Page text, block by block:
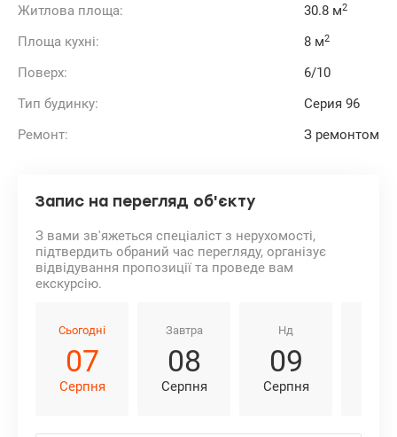
Пошта, районна поліклініка, бювет.
(Національний комплекс «Експоцентр України»), ТРЦ
«Магелан», ТРЦ «Республіка», найбільший в Україні
спортивний клуб з басейнами «Sport-Life».
До метро Васильківська та Голосіївська – 10 хв. пішки.
Розглядаємо продаж за державними програмами.
Телефонуйте. Завжди рада допомогти.
Житлова площа: 30.8 м2
Площа кухні: 8 м2
Поверх:
6/10
Тип будинку:
Cерия 96
Ремонт:
З ремонтом
Запис на перегляд об'єкту
З вами зв'яжеться спеціаліст з нерухомості,
підтвердить обраний час перегляду, організує
відвідування пропозиції та проведе вам
екскурсію.
Сьогодні
07
Серпня
Завтра
08
Серпня
Нд
09
Серпня